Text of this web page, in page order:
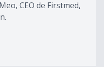
CEO de Firstmed,